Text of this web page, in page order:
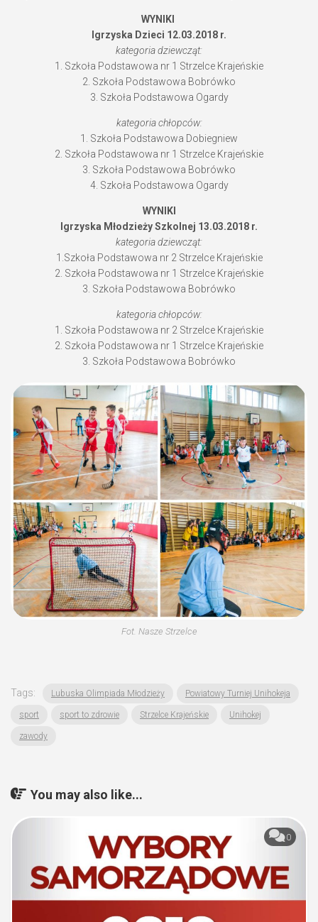
WYNIKI
Igrzyska Dzieci 12.03.2018 r.
kategoria dziewcząt:
1. Szkoła Podstawowa nr 1 Strzelce Krajeńskie
2. Szkoła Podstawowa Bobrówko
3. Szkoła Podstawowa Ogardy
kategoria chłopców:
1. Szkoła Podstawowa Dobiegniew
2. Szkoła Podstawowa nr 1 Strzelce Krajeńskie
3. Szkoła Podstawowa Bobrówko
4. Szkoła Podstawowa Ogardy
WYNIKI
Igrzyska Młodzieży Szkolnej 13.03.2018 r.
kategoria dziewcząt:
1.Szkoła Podstawowa nr 2 Strzelce Krajeńskie
2. Szkoła Podstawowa nr 1 Strzelce Krajeńskie
3. Szkoła Podstawowa Bobrówko
kategoria chłopców:
1. Szkoła Podstawowa nr 2 Strzelce Krajeńskie
2. Szkoła Podstawowa nr 1 Strzelce Krajeńskie
3. Szkoła Podstawowa Bobrówko
Fot. Nasze Strzelce
Tags: Lubuska Olimpiada Młodzieży Powiatowy Turniej Unihokeja
sport sport to zdrowie Strzelce Krajeńskie Unihokej
zawody
You may also like...
0